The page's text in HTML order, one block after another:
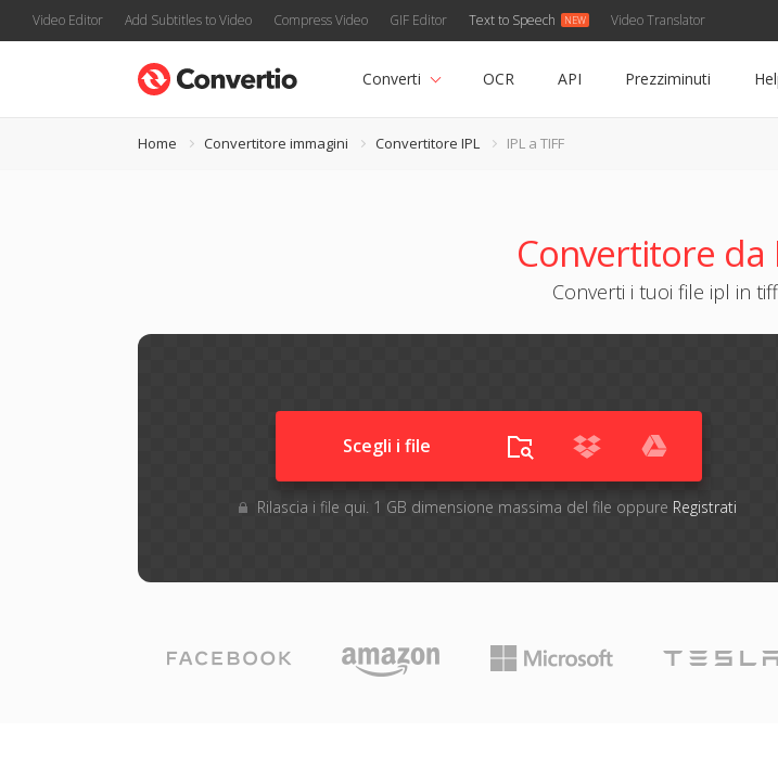
Video Editor Add Subtitles to Video Compress Video GIF Editor Text to Speech Video Translator
Converti OCR API Prezziminuti
Home Convertitore immagini Convertitore IPL IPL a TIFF
Convertitore da
Converti i tuoi file ipl in
Scegli i file
Rilascia i file qui. 1 GB dimensione massima del file oppure Registrati